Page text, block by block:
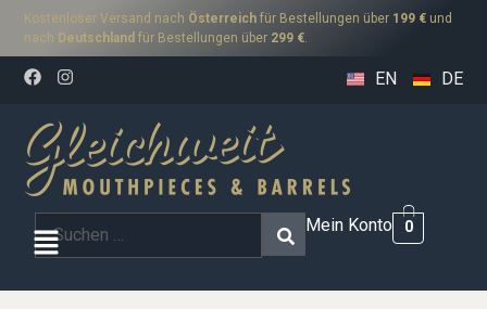
Kostenloser Versand nach Österreich für Bestellungen über 199 € und
nach Deutschland für Bestellungen über 299 €.
EN DE
Mein Konto 0